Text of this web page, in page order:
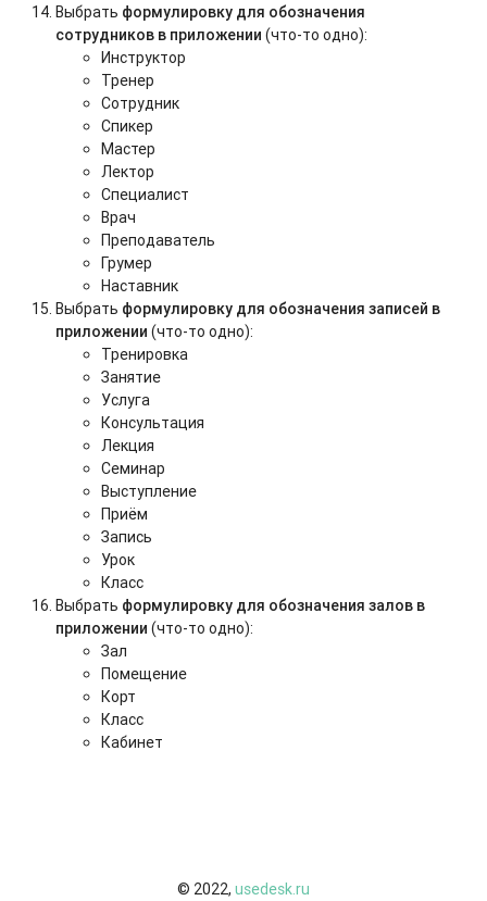
Выбрать формулировку для обозначения
сотрудников в приложении (что-то одно):
Инструктор
Тренер
Сотрудник
Спикер
Мастер
Лектор
Специалист
Врач
Преподаватель
Грумер
Наставник
Выбрать формулировку для обозначения записей в
приложении (что-то одно):
Тренировка
Занятие
Услуга
Консультация
Лекция
Семинар
Выступление
Приём
Запись
Урок
Класс
Выбрать формулировку для обозначения залов в
приложении (что-то одно):
Зал
Помещение
Корт
Класс
Кабинет
© 2022, usedesk.ru